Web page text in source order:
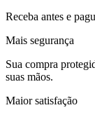
Receba antes e
Mais segurança
Sua compra
suas mãos.
Maior satisfação